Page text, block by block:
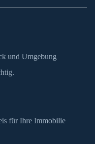
und Umgebung
für Ihre Immobilie